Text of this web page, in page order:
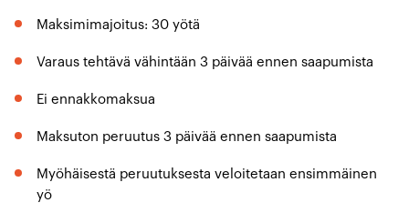
Maksimimajoitus: 30 yötä
Varaus tehtävä vähintään 3 päivää ennen saapumista
Ei ennakkomaksua
Maksuton peruutus 3 päivää ennen saapumista
Myöhäisestä peruutuksesta veloitetaan ensimmäinen
yö